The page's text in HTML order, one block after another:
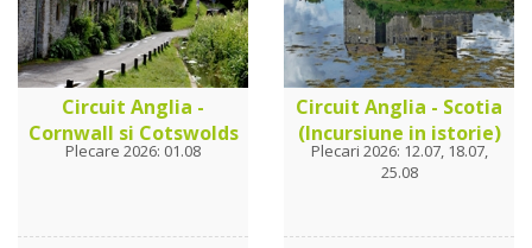
Circuit Anglia -
Cornwall si Cotswolds
Plecare 2026: 01.08
Circuit Anglia - Scotia
(Incursiune in istorie)
Plecari 2026: 12.07, 18.07,
25.08